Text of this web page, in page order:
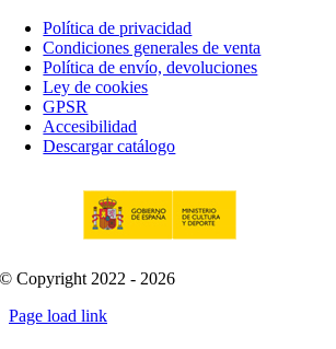
Política de privacidad
Condiciones generales de venta
Política de envío, devoluciones
Ley de cookies
GPSR
Accesibilidad
Descargar catálogo
© Copyright 2022 - 2026
Page load link